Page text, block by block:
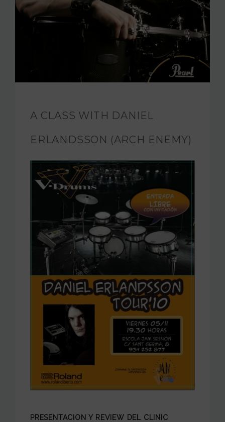
HIGHER SCHOOL
JAM FOUNDATION
INTERNATIONAL
A CLASS WITH DANIEL
ERLANDSSON (ARCH ENEMY)
PRESENTACIONY REVIEW DEL CLINIC